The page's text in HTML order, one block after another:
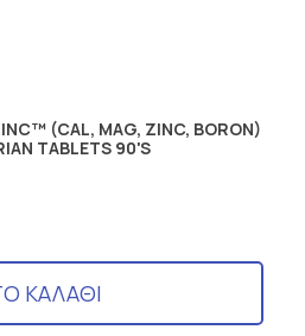
(CAL, MAG, ZINC, BORON)
TABLETS 90'S
ΚΑΛΑΘΙ